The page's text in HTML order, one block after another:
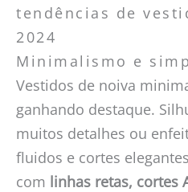
tendências de
2024
Minimalismo e
Vestidos de noiva
ganhando destaque.
muitos detalhes ou
fluidos e cortes
com linhas retas, cortes